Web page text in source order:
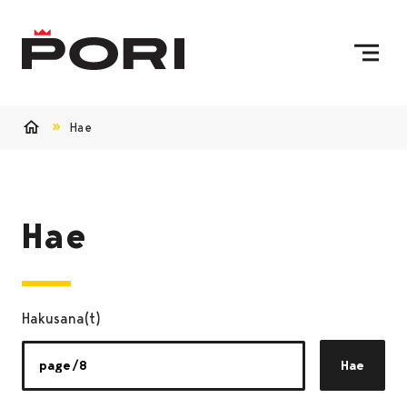
Hae
Hae
Hakusana(t)
Hae